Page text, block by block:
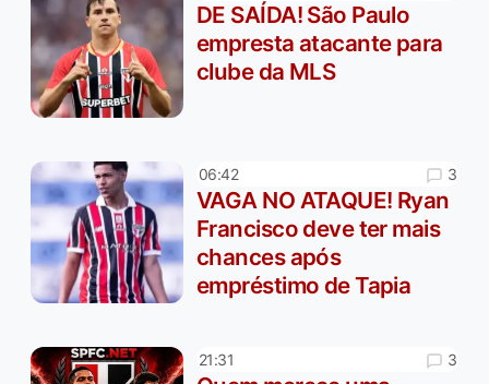
DE SAÍDA! São Paulo
empresta atacante para
clube da MLS
06:42 3
VAGA NO ATAQUE! Ryan
Francisco deve ter mais
chances após
empréstimo de Tapia
21:31 3